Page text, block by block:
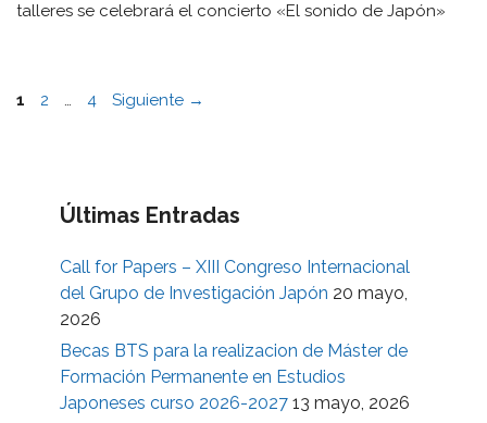
talleres se celebrará el concierto «El sonido de Japón»
Página
1 Página
2 … Página
4 Siguiente →
Últimas Entradas
Call for Papers – XIII Congreso Internacional
del Grupo de Investigación Japón 20 mayo,
2026
Becas BTS para la realizacion de Máster de
Formación Permanente en Estudios
Japoneses curso 2026-2027 13 mayo, 2026